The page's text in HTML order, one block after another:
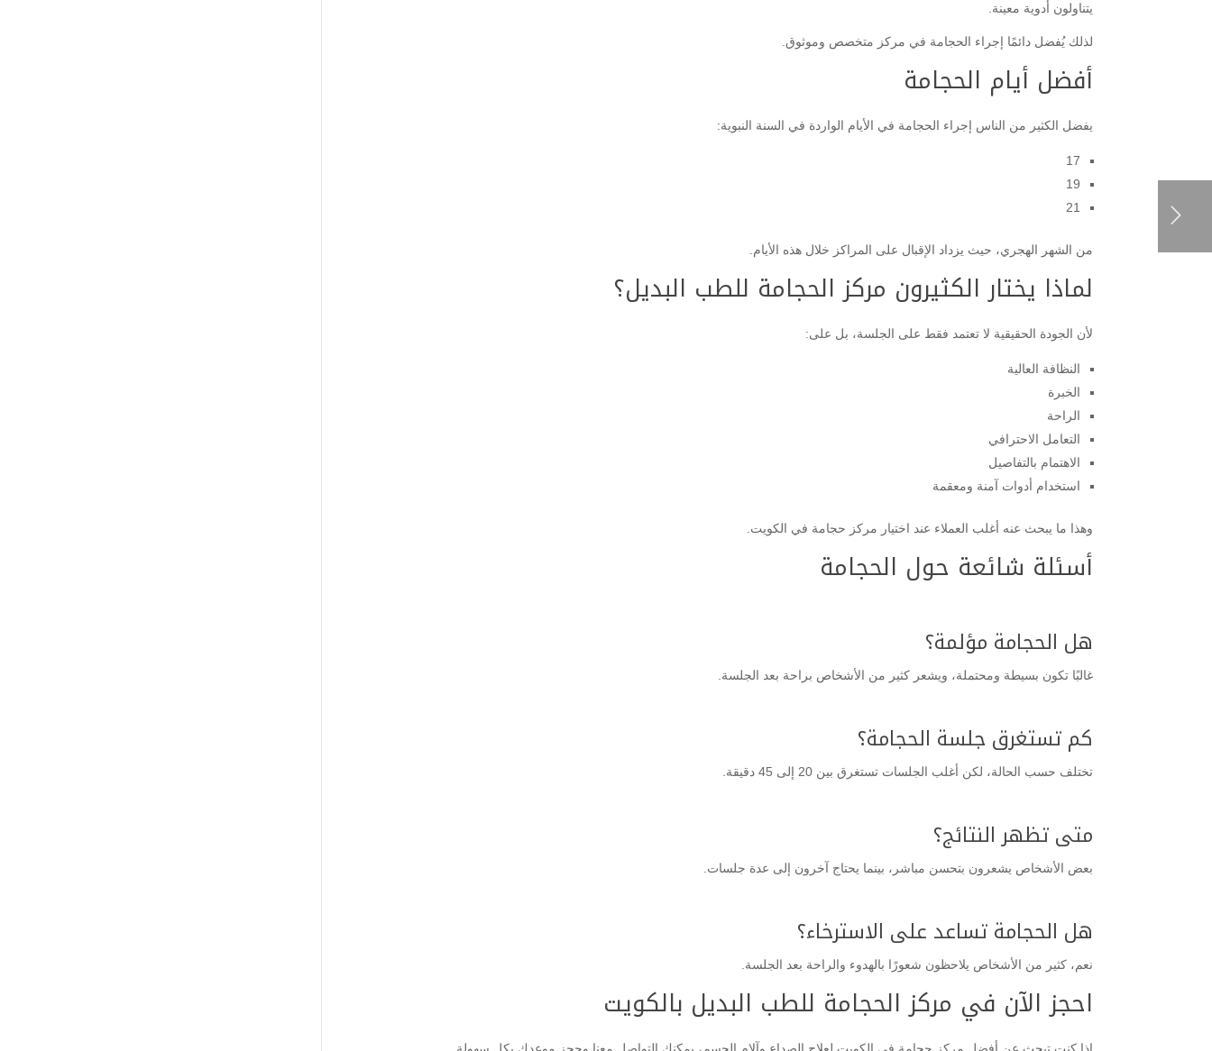
يتناولون أدوية معينة.
لذلك يُفضل دائمًا إجراء الحجامة في مركز متخصص وموثوق.
أفضل أيام الحجامة
يفضل الكثير من الناس إجراء الحجامة في الأيام الواردة في السنة النبوية:
17
19
21
من الشهر الهجري، حيث يزداد الإقبال على المراكز خلال هذه الأيام.
لماذا يختار الكثيرون مركز الحجامة للطب البديل؟
لأن الجودة الحقيقية لا تعتمد فقط على الجلسة، بل على:
النظافة العالية
الخبرة
الراحة
التعامل الاحترافي
الاهتمام بالتفاصيل
استخدام أدوات آمنة ومعقمة
وهذا ما يبحث عنه أغلب العملاء عند اختيار مركز حجامة في الكويت.
أسئلة شائعة حول الحجامة
هل الحجامة مؤلمة؟
غالبًا تكون بسيطة ومحتملة، ويشعر كثير من الأشخاص براحة بعد الجلسة.
كم تستغرق جلسة الحجامة؟
تختلف حسب الحالة، لكن أغلب الجلسات تستغرق بين 20 إلى 45 دقيقة.
متى تظهر النتائج؟
بعض الأشخاص يشعرون بتحسن مباشر، بينما يحتاج آخرون إلى عدة جلسات.
هل الحجامة تساعد على الاسترخاء؟
نعم، كثير من الأشخاص يلاحظون شعورًا بالهدوء والراحة بعد الجلسة.
احجز الآن في مركز الحجامة للطب البديل بالكويت